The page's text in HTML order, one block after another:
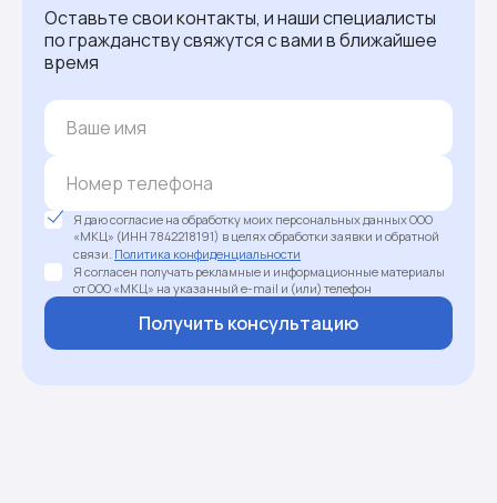
Оставьте свои контакты, и наши специалисты
по гражданству свяжутся с вами в ближайшее
время
Я даю согласие на обработку моих персональных данных ООО
«МКЦ» (ИНН 7842218191) в целях обработки заявки и обратной
связи. Политика конфиденциальности
Я согласен получать рекламные и информационные материалы
от ООО «МКЦ» на указанный e-mail и (или) телефон
Получить консультацию